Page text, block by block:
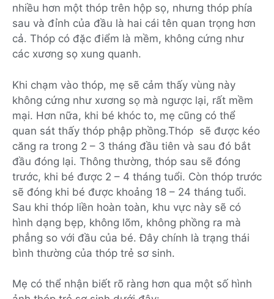
nhiều hơn một thóp trên hộp sọ, nhưng thóp phía
sau và đỉnh của đầu là hai cái tên quan trọng hơn
cả. Thóp có đặc điểm là mềm, không cứng như
các xương sọ xung quanh.
Khi chạm vào thóp, mẹ sẽ cảm thấy vùng này
không cứng như xương sọ mà ngược lại, rất mềm
mại. Hơn nữa, khi bé khóc to, mẹ cũng có thể
quan sát thấy thóp phập phồng.Thóp sẽ được kéo
căng ra trong 2 – 3 tháng đầu tiên và sau đó bắt
đầu đóng lại. Thông thường, thóp sau sẽ đóng
trước, khi bé được 2 – 4 tháng tuổi. Còn thóp trước
sẽ đóng khi bé được khoảng 18 – 24 tháng tuổi.
Sau khi thóp liền hoàn toàn, khu vực này sẽ có
hình dạng bẹp, không lõm, không phồng ra mà
phẳng so với đầu của bé. Đây chính là trạng thái
bình thường của thóp trẻ sơ sinh.
Mẹ có thể nhận biết rõ ràng hơn qua một số hình